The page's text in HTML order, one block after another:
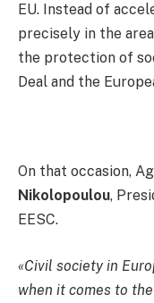
EU. Instead of
precisely in the
the protection of
Deal and the
On that occasion,
Nikolopoulou,
EESC.
«Civil society in
when it comes to